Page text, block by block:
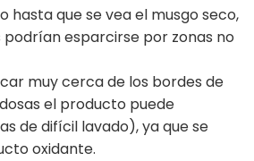
hasta que se vea el musgo seco,
podrían esparcirse por zonas no
muy cerca de los bordes de
el producto puede
de difícil lavado), ya que se
oxidante.